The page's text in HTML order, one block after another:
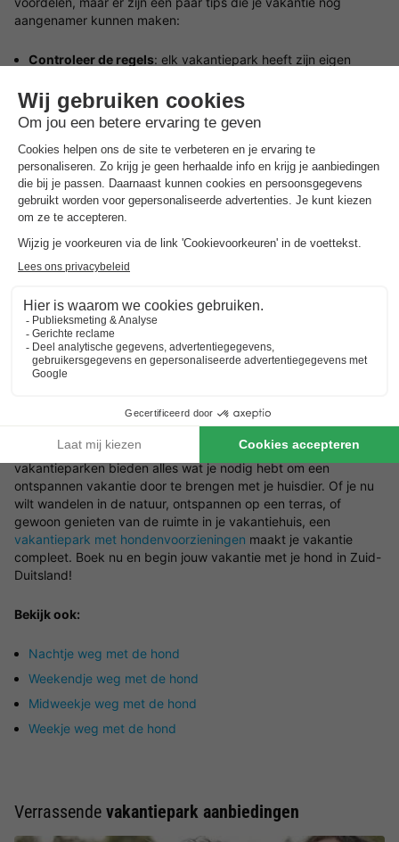
aangenamer kunnen maken:
Controleer de regels: elk vakantiepark heeft zijn eigen
is en of er extra kosten zijn voor het meenemen van een
huisdier.
de spullen van je hond mee te nemen, zoals voer,
waterbakken, bedje en speelgoed, zodat je hond zich thuis
voelt.
Verken de omgeving
waar je lange wandelingen met je hond kan maken.
Boek een vakantie met je hond op een
huisdiervriendelijk vakantiepark in Zuid-
Duitsland
Wil je samen met je hond genieten van een vakantie in Zuid-
huisdiervriendelijk vakantiepark in Zuid-Duitsland. Deze
vakantieparken bieden alles wat je nodig hebt om een
ontspannen vakantie door te brengen met je huisdier. Of je nu
wilt wandelen in de natuur, ontspannen op een terras, of
gewoon genieten van de ruimte in je vakantiehuis, een
vakantiepark met hondenvoorzieningen maakt je vakantie
compleet. Boek nu en begin jouw vakantie met je hond in Zuid-
Duitsland!
Bekijk ook:
Nachtje weg met de hond
Weekendje weg met de hond
Midweekje weg met de hond
Weekje weg met de hond
Verrassende vakantiepark aanbiedingen